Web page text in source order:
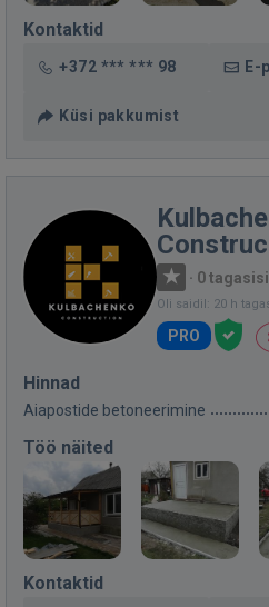
Kontaktid
+372 *** *** 98 E-
Küsi pakkumist
· 0
Oli saidil: 20 h
PRO
Hinnad
Aiapostide betoneerimine
Töö näited
Kontaktid